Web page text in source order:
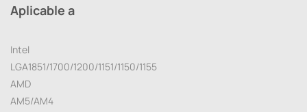
Aplicable a
Intel
LGA1851/1700/1200/1151/1150/1155
AMD
AM5/AM4